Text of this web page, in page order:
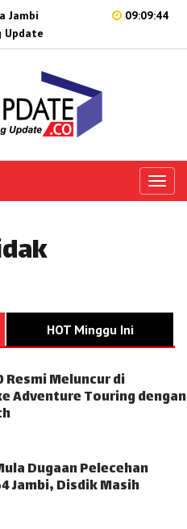
Jambi
Update
09:09:44
HOT Minggu Ini
Resmi Meluncur di
Adventure Touring dengan
Dugaan Pelecehan
Jambi, Disdik Masih